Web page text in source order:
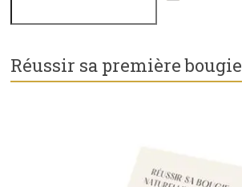
Réussir sa première bougie